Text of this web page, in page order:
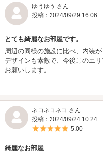
ゆうゆう さん
投稿：2024/09/29 16:06
とても綺麗なお部屋です。
周辺の同様の施設に比べ、内装が
デザインも素敵で、今後このエ
お願いします。
ネコネコネコ さん
投稿：2024/09/24 10:24
5つ星のうち5
5.00
綺麗なお部屋